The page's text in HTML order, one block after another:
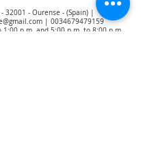
32001 - Ourense - (Spain) |
0034679479159
1:00 p.m. and 5:00 p.m. to 8:00 p.m.